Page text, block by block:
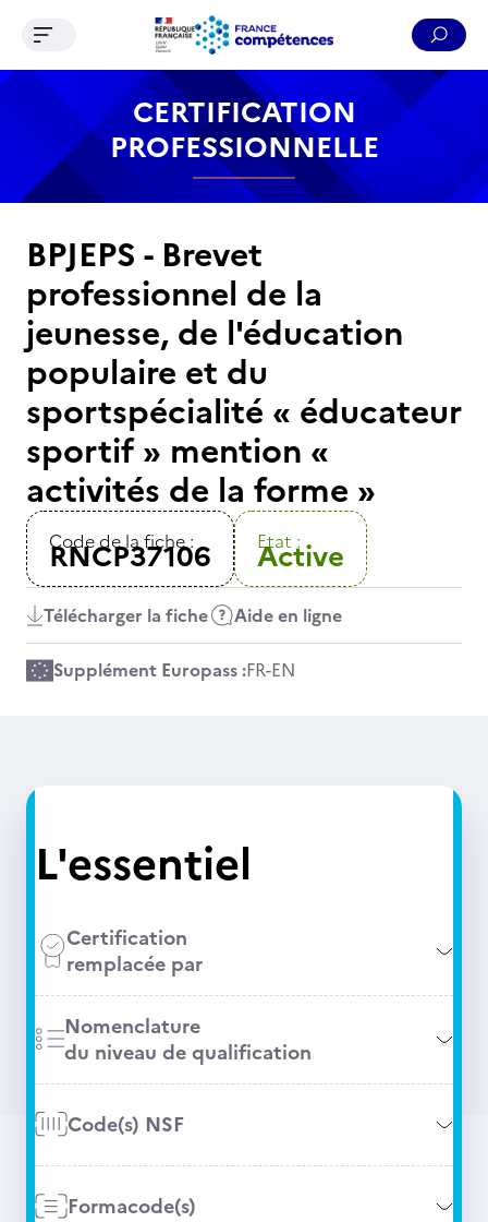
Contenu Recherche Menu Pied de page
Ouvrir le menu de navigation
CERTIFICATION
PROFESSIONNELLE
BPJEPS - Brevet
professionnel de la
jeunesse, de l'éducation
populaire et du
sportspécialité « éducateur
sportif » mention «
activités de la forme »
Code de la fiche :
RNCP37106 Etat :
Active
Télécharger la fiche Aide en ligne
Supplément Europass :FR-EN
L'essentiel
Certification
remplacée par
Nomenclature
du niveau de qualification
Code(s) NSF
Formacode(s)